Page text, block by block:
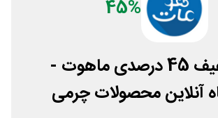
45%
کد تخفیف 45 درصدی ماهوت -
آنلاین محصولات چرمی